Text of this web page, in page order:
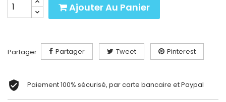
Ajouter Au Panier
Partager Partager Tweet Pinterest
Paiement 100% sécurisé, par carte bancaire et Paypal